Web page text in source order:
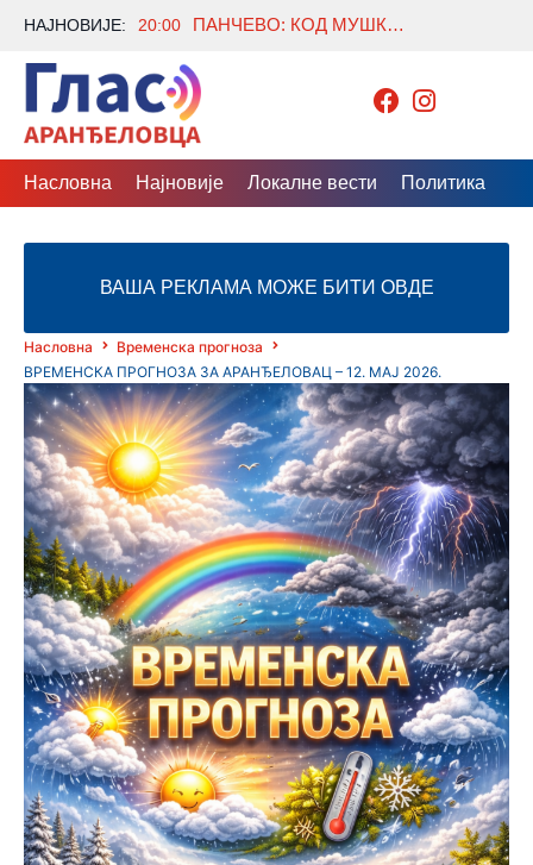
НАЈНОВИЈЕ: 20:00 ПАНЧЕВО: КОД МУШКАРЦА ПРОНАЂЕНО 841 ГРАМ СУМЊИВЕ МАРИХУАНЕ, ПОДНЕТА КРИВИЧНА ПРИЈАВА
Насловна Најновије Локалне вести Политика
ВАША РЕКЛАМА МОЖЕ БИТИ ОВДЕ
Насловна
Временска прогноза
ВРЕМЕНСКА ПРОГНОЗА ЗА АРАНЂЕЛОВАЦ – 12. МАЈ 2026.